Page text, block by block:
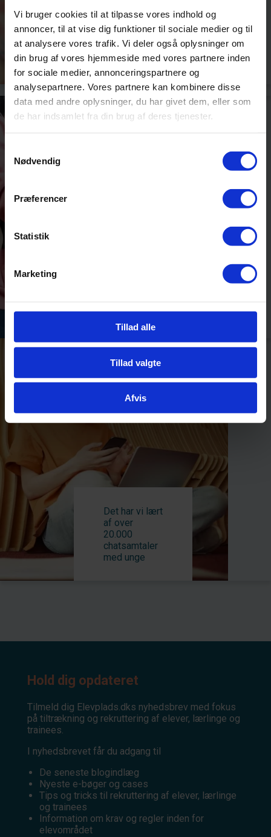
Vi bruger cookies til at tilpasse vores indhold og
annoncer, til at vise dig funktioner til sociale medier og til
at analysere vores trafik. Vi deler også oplysninger om
din brug af vores hjemmeside med vores partnere inden
for sociale medier, annonceringspartnere og
analysepartnere. Vores partnere kan kombinere disse
data med andre oplysninger, du har givet dem, eller som
de har indsamlet fra din brug af deres tjenester.
Nødvendig
Præferencer
Statistik
Marketing
Tillad alle
Tillad valgte
Afvis
Er I klar, når
eleverne
begynder at
søge?
før oplæring:
Det gode pre-
og
onboarding-
forløb for
elever,
lærlinge og
trainees
uddannelsesvalg
Det har vi lært
af over
20.000
chatsamtaler
med unge
Hold dig opdateret
Tilmeld dig Elevplads.dks nyhedsbrev med fokus
på tiltrækning og rekruttering af elever, lærlinge og
trainees.
I nyhedsbrevet får du adgang til
De seneste blogindlæg
Nyeste e-bøger og cases
Tips og tricks til rekruttering af elever, lærlinge
og trainees
Information om krav og regler inden for
elevområdet